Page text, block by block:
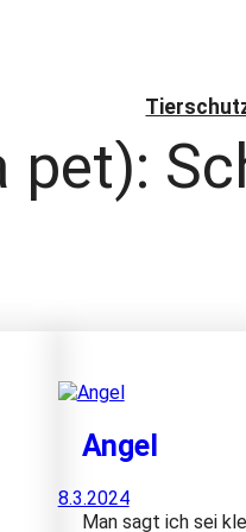
pet):
Angel
8.3.2024
Man sagt ich sei